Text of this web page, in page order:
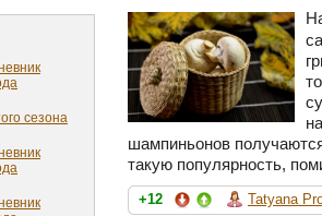
шампиньонов
такую популярность,
+12 Tatyana
сезона